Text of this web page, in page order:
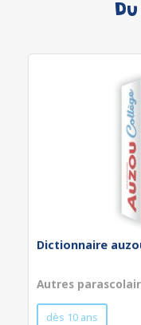
Dictionnaire
Autres
dès 10 ans